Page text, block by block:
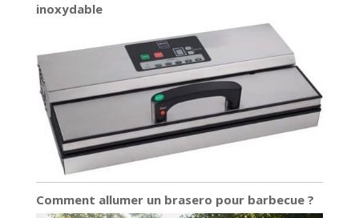
inoxydable
Comment allumer un brasero pour barbecue ?